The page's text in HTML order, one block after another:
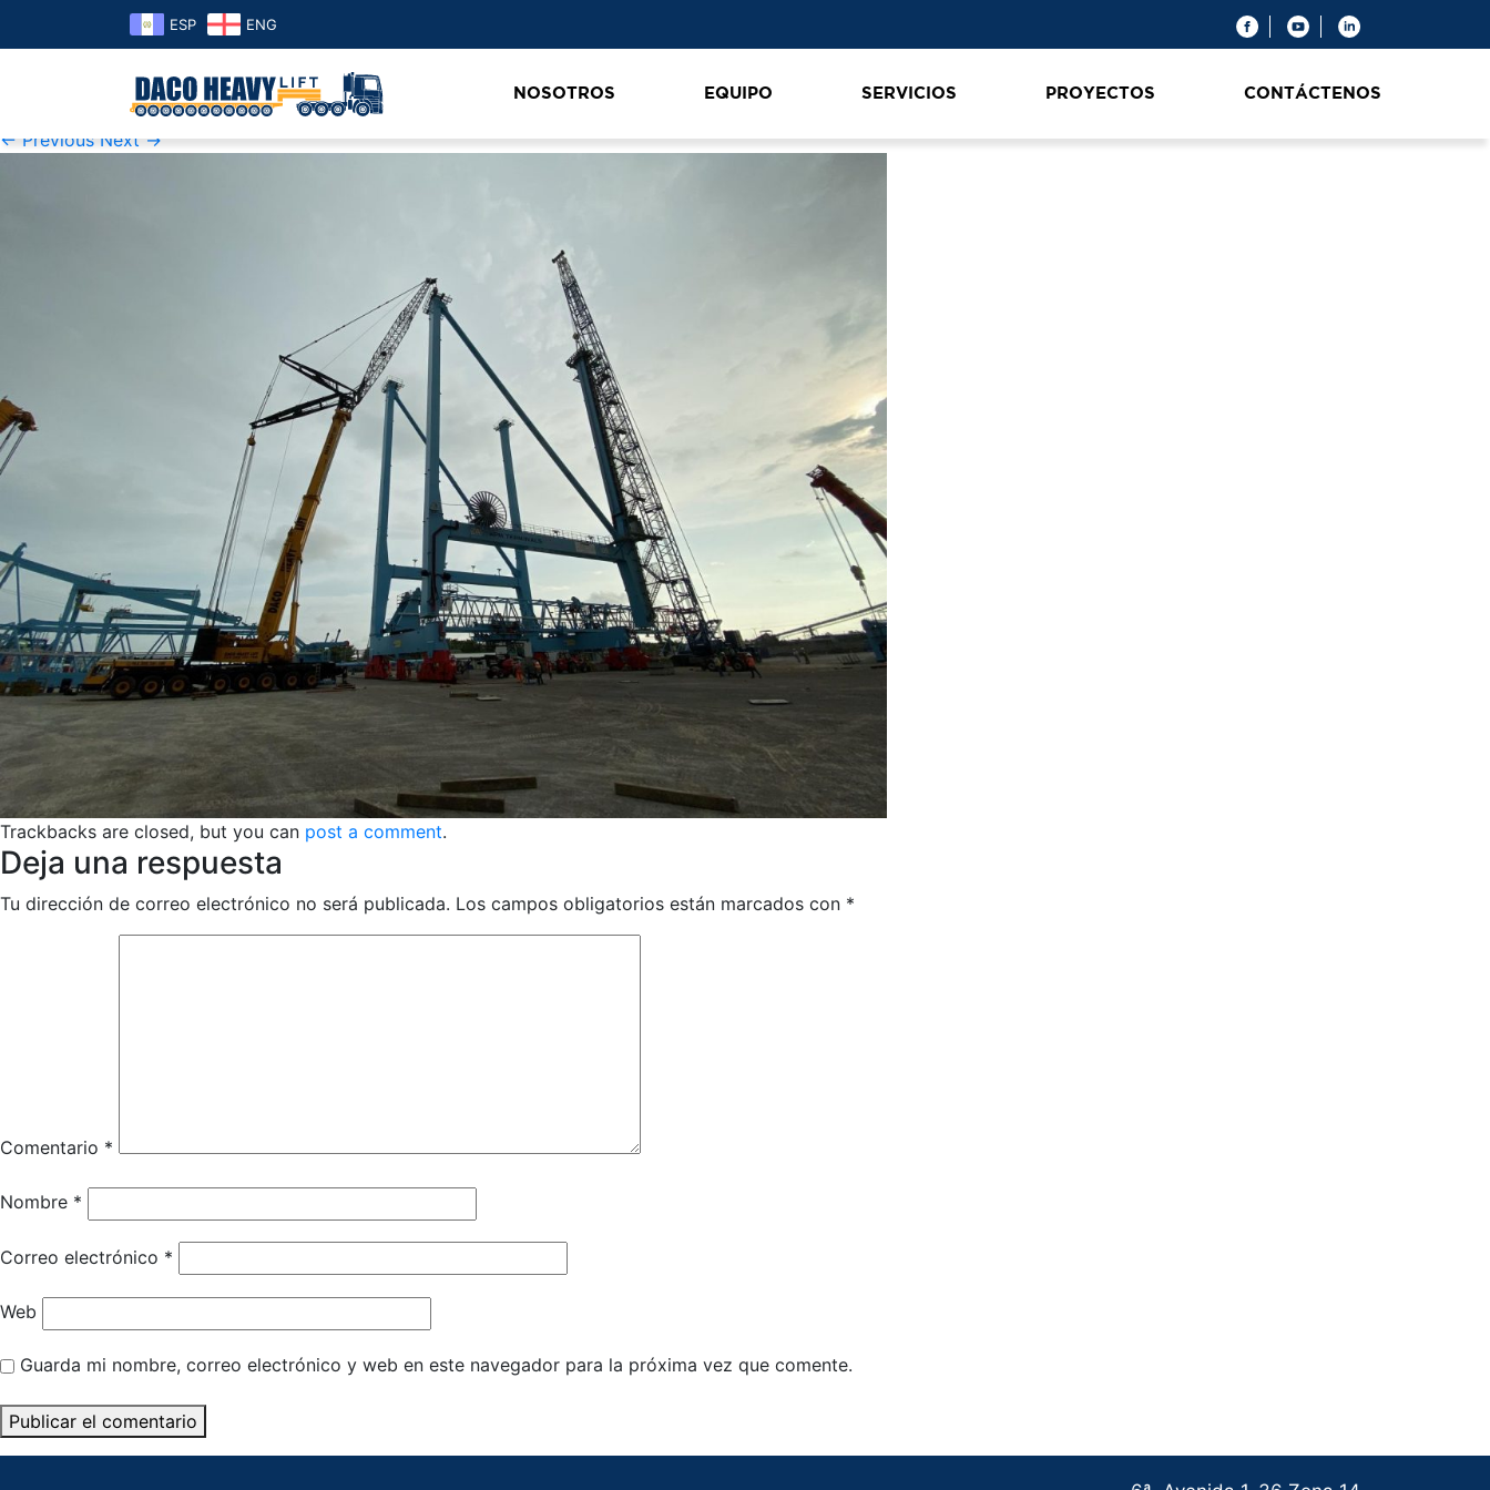
ESP ENG
NOSOTROS EQUIPO SERVICIOS PROYECTOS CONTÁCTENOS
K1600_IMG_4370
07 de November de 2019at1600 × 1200
← Previous Next →
Trackbacks are closed, but you can post a comment.
Deja una respuesta
Tu dirección de correo electrónico no será publicada. Los campos obligatorios están marcados con *
Comentario *
Nombre *
Correo electrónico *
Web
Guarda mi nombre, correo electrónico y web en este navegador para la próxima vez que comente.